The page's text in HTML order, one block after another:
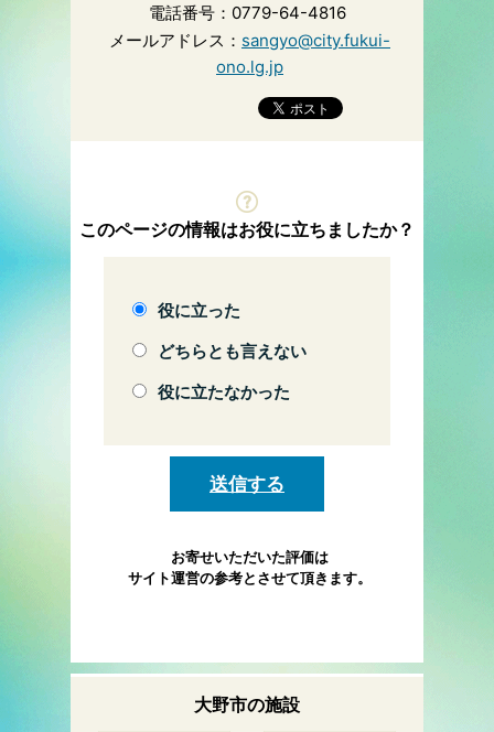
電話番号：0779-64-4816
メールアドレス： sangyo@city.fukui-
ono.lg.jp
このページの情報はお役に立ちましたか？
役に立った
どちらとも言えない
役に立たなかった
お寄せいただいた評価は
サイト運営の参考とさせて頂きます。
大野市の施設